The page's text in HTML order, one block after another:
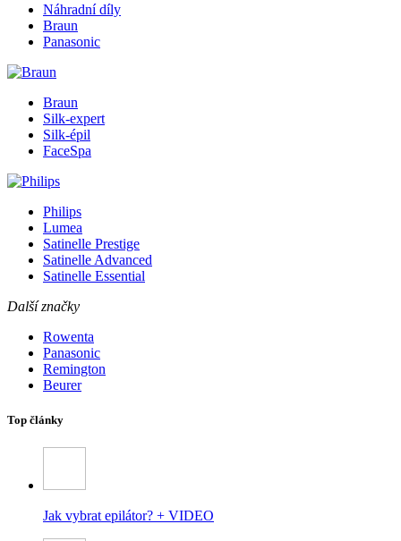
Náhradní díly
Braun
Panasonic
Braun
Silk-expert
Silk-épil
FaceSpa
Philips
Lumea
Satinelle Prestige
Satinelle Advanced
Satinelle Essential
Další značky
Rowenta
Panasonic
Remington
Beurer
Top články
Jak vybrat epilátor? + VIDEO